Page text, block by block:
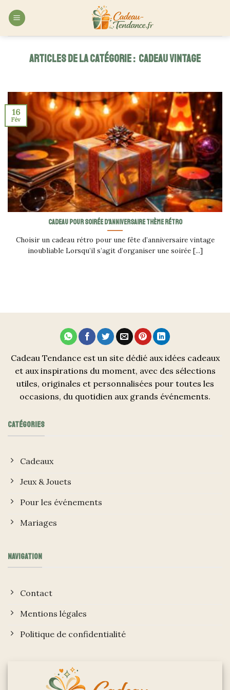
CADEAU VINTAGE
Cadeau pour soirée d’anniversaire thème rétro
Choisir un cadeau rétro pour une fête d’anniversaire vintage
inoubliable Lorsqu’il s’agit d’organiser une soirée [...]
16
Fév
Cadeau Tendance est un site dédié aux idées cadeaux
et aux inspirations du moment, avec des sélections
utiles, originales et personnalisées pour toutes les
occasions, du quotidien aux grands événements.
CATÉGORIES
Cadeaux
Jeux & Jouets
Pour les événements
Mariages
NAVIGATION
Contact
Mentions légales
Politique de confidentialité